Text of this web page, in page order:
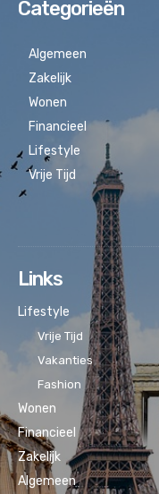
Categorieën
Algemeen
Zakelijk
Wonen
Financieel
Lifestyle
Vrije Tijd
Links
Lifestyle
Vrije Tijd
Vakanties
Fashion
Wonen
Financieel
Zakelijk
Algemeen